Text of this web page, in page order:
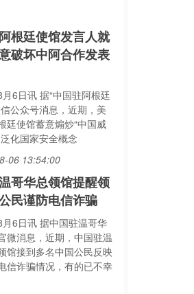
根廷使馆发言人就
破坏中阿合作发表
6日讯 据“中国驻阿根廷
公众号消息，近期，美
廷使馆蓄意煽炒“中国威
化国家安全概念
06 13:54:00
哥华总领馆提醒领
民谨防电信诈骗
6日讯 据中国驻温哥华
微消息，近期，中国驻温
馆接到多名中国公民反映
信诈骗情况，有的已不幸